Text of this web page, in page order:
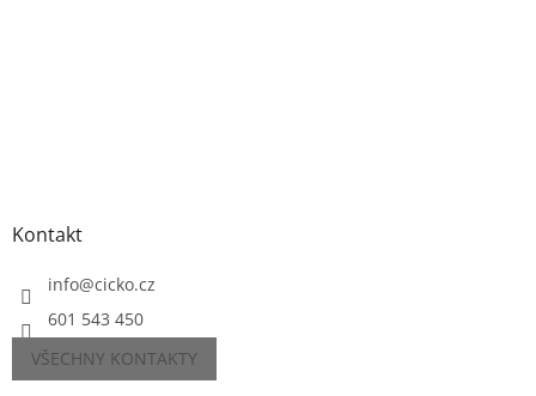
Kontakt
info@cicko.cz
601 543 450
VŠECHNY KONTAKTY